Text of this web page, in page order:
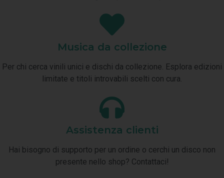
Musica da collezione
Per chi cerca vinili unici e dischi da collezione. Esplora edizioni
limitate e titoli introvabili scelti con cura.
Assistenza clienti
Hai bisogno di supporto per un ordine o cerchi un disco non
presente nello shop? Contattaci!